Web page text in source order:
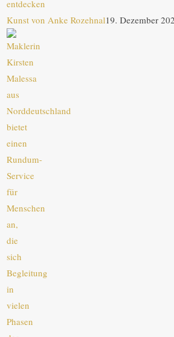
Kunst von Anke Rozehnal19. Dezember